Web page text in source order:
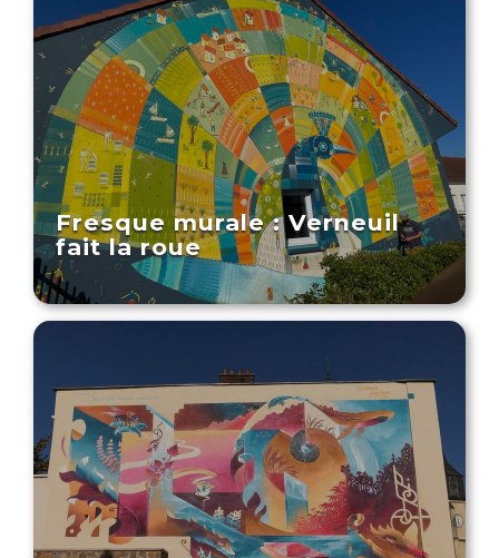
Fresque murale : Verneuil
fait la roue